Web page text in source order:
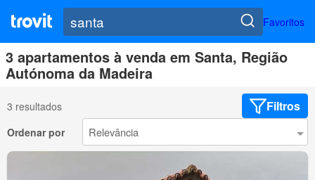
Favoritos
3 apartamentos à venda em Santa, Região
Autónoma da Madeira
3 resultados Filtros
Ordenar por